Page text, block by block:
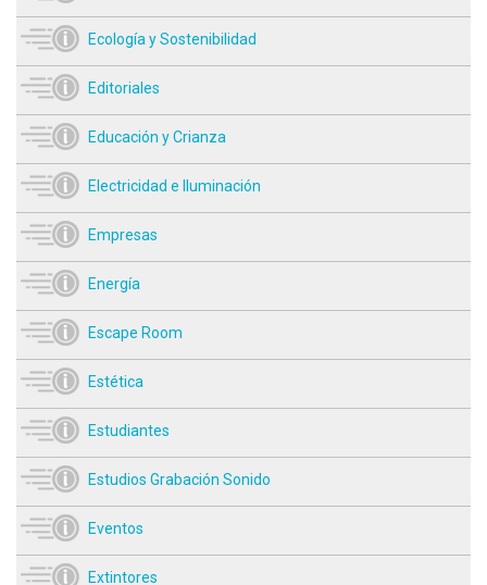
Ecología y Sostenibilidad
Editoriales
Educación y Crianza
Electricidad e Iluminación
Empresas
Energía
Escape Room
Estética
Estudiantes
Estudios Grabación Sonido
Eventos
Extintores